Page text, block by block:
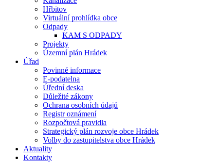
Hřbitov
Virtuální prohlídka obce
Odpady
KAM S ODPADY
Projekty
Územní plán Hrádek
Úřad
Povinné informace
E-podatelna
Úřední deska
Důležité zákony
Ochrana osobních údajů
Registr oznámení
Rozpočtová pravidla
Strategický plán rozvoje obce Hrádek
Volby do zastupitelstva obce Hrádek
Aktuality
Kontakty